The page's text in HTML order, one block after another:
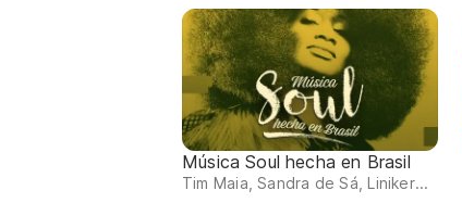
Música Soul hecha en Brasil
Tim Maia, Sandra de Sá, Liniker...